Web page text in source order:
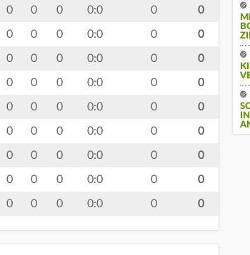
0 0 0 0:0 0 0
0 0 0 0:0 0 0
0 0 0 0:0 0 0
0 0 0 0:0 0 0
0 0 0 0:0 0 0
0 0 0 0:0 0 0
0 0 0 0:0 0 0
0 0 0 0:0 0 0
0 0 0 0:0 0 0